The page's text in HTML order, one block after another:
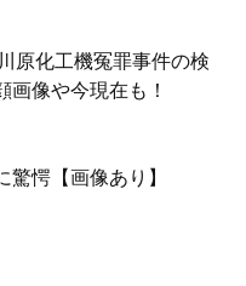
原化工機冤罪事件の検
画像や今現在も！
愕【画像あり】